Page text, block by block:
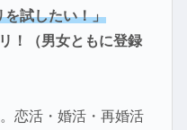
を試したい！」
！（男女ともに登録
恋活・婚活・再婚活